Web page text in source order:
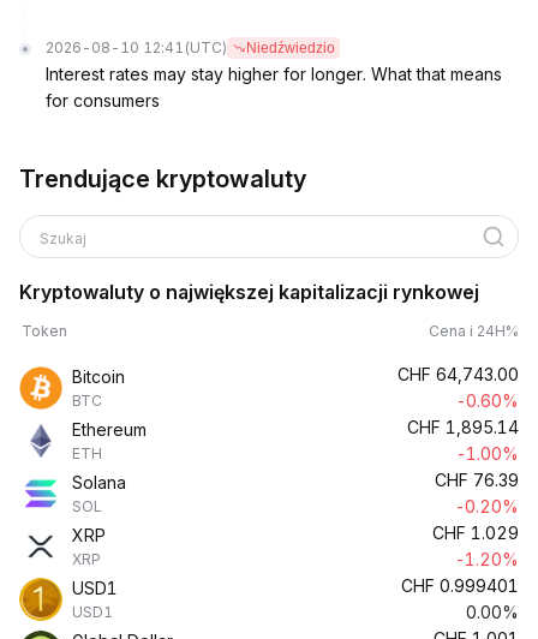
2026-08-10 12:41 (UTC) Niedźwiedzio
Interest rates may stay higher for longer. What that means
for consumers
Trendujące kryptowaluty
Szukaj
Kryptowaluty o największej kapitalizacji rynkowej
Token Cena i 24H%
Bitcoin
BTC
CHF 64,743.00
-0.60%
Ethereum
ETH
CHF 1,895.14
-1.00%
Solana
SOL
CHF 76.39
-0.20%
XRP
XRP
CHF 1.029
-1.20%
USD1
USD1
CHF 0.999401
0.00%